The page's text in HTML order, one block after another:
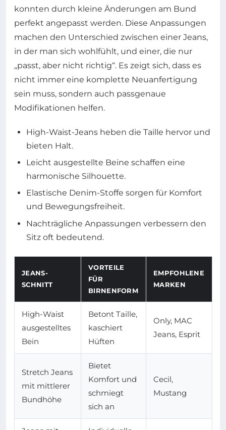
konnten durch kleine Änderungen am Bund
perfekt angepasst werden. Diese Anpassungen
machen den Unterschied zwischen einer Jeans,
in der man sich wohlfühlt, und einer, die nur
„passt, aber nicht richtig“. Es zeigt sich, dass es
nicht immer eine komplette Neuanfertigung
sein muss, sondern auch passgenaue
Modifikationen helfen.
High-Waist-Jeans heben die Taille hervor und
bieten Halt.
Leicht ausgestellte Beine schaffen eine
harmonische Silhouette.
Elastische Denim-Stoffe sorgen für Komfort
und Bewegungsfreiheit.
Nachträgliche Anpassungen verbessern den
Sitz oft bedeutend.
JEANS-
SCHNITT
VORTEILE
FÜR
BIRNENFORM
EMPFOHLENE
MARKEN
High-Waist
ausgestelltes
Bein
Betont Taille,
kaschiert
Hüften
Only, MAC
Jeans, Esprit
Stretch Jeans
mit mittlerer
Bundhöhe
Bietet
Komfort und
schmiegt
sich an
Cecil,
Mustang